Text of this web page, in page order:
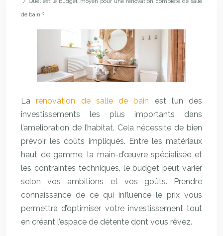
de bain ?
Larénovation de salle de bain est l’un des
investissements les plus importants dans
l’amélioration de l’habitat. Cela nécessite de bien
prévoir les coûts impliqués. Entre les matériaux
haut de gamme, la main-d’œuvre spécialisée et
les contraintes techniques, le budget peut varier
selon vos ambitions et vos goûts. Prendre
connaissance de ce qui influence le prix vous
permettra d’optimiser votre investissement tout
en créant l’espace de détente dont vous rêvez.